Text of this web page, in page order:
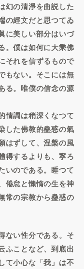
幻の清淨を曲説した
の經文だと思つてゐ
に美しい部分はいづ
。僕は如何に大乘佛
それを信ずるもので
もない。そこには無
る。唯僕の信念の源
情調は稍深くなつて
した佛教的蠱惑の氣
はずして、涅槃の風
得するよりも、寧ろ
いのである。睡つて
倦怠と懶惰の生を神
常の宗教から蠱惑の
ない性分である。そ
ふことなど、到底出
て小心な「我」は不